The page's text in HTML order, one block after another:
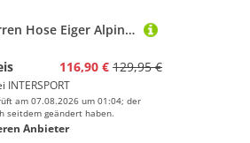
MAUL Herren Hose Eiger Alpin - T-Zipp-off Hose
116,90 € 129,95 €
INTERSPORT
am 07.08.2026 um 01:04; der
seitdem geändert haben.
Anbieter